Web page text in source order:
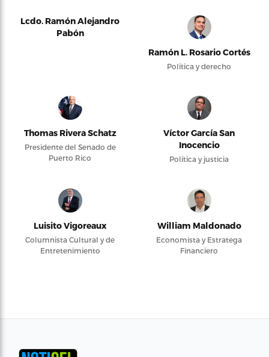
Lcdo. Ramón Alejandro
Pabón
Ramón L. Rosario Cortés
Política y derecho
Thomas Rivera Schatz
Presidente del Senado de
Puerto Rico
Víctor García San
Inocencio
Política y justicia
Luisito Vigoreaux
Columnista Cultural y de
Entretenimiento
William Maldonado
Economista y Estratega
Financiero